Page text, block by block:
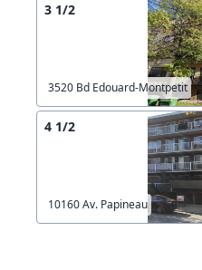
3 1/2
3520 Bd Edouard-Montpetit
4 1/2
10160 Av. Papineau